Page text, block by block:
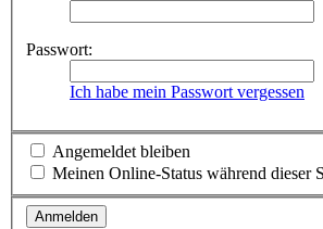
Passwort:
Ich habe mein Passwort vergessen
Angemeldet bleiben
Meinen Online-Status während dieser